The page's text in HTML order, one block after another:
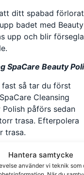
Hantera samtycke
använder vi teknik
ditt spabad
badet med
upp och blir
SpaCare Beauty
fast så tar du först
Cleansing
Polish påförs sedan
trasa. Efterpolera
trasa.
på nytt vatten i